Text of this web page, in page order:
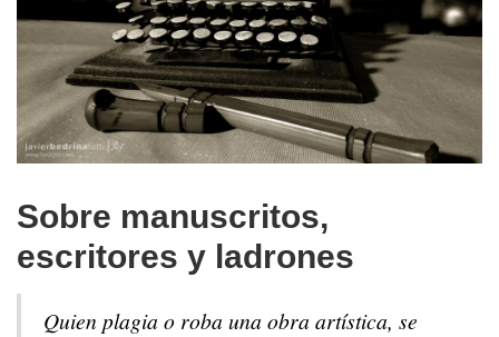
Sobre manuscritos,
escritores y ladrones
Quien plagia o roba una obra artística, se